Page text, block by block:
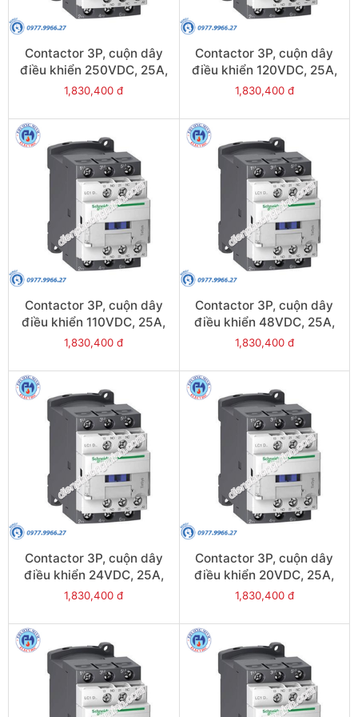
Contactor 3P, cuộn dây
điều khiển 250VDC, 25A,
1N/O, 1N/C - Model
1,830,400 đ
Contactor 3P, cuộn dây
điều khiển 120VDC, 25A,
1N/O, 1N/C - Model
1,830,400 đ
Contactor 3P, cuộn dây
điều khiển 110VDC, 25A,
1N/O, 1N/C - Model
1,830,400 đ
Contactor 3P, cuộn dây
điều khiển 48VDC, 25A,
1N/O, 1N/C - Model
1,830,400 đ
Contactor 3P, cuộn dây
điều khiển 24VDC, 25A,
1N/O, 1N/C - Model
1,830,400 đ
Contactor 3P, cuộn dây
điều khiển 20VDC, 25A,
1N/O, 1N/C - Model
1,830,400 đ